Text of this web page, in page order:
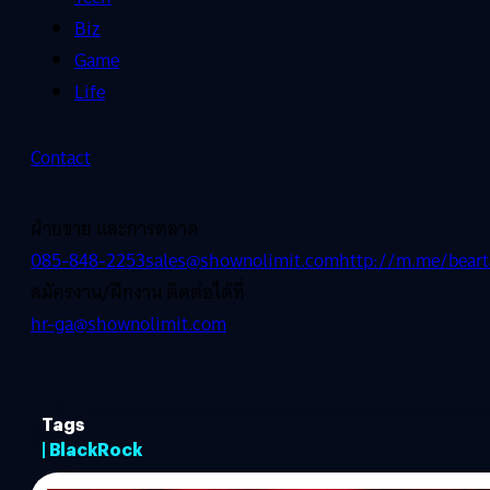
Biz
Game
Life
Contact
ฝ่ายขาย และการตลาด
085-848-2253sales@shownolimit.comhttp://m.me/
สมัครงาน/ฝึกงาน ติดต่อได้ที่
hr-ga@shownolimit.com
Tags
| BlackRock